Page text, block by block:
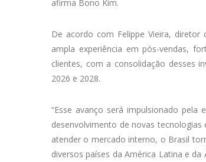
afirma Bono Kim.
De acordo com Felippe Vieira,
ampla experiência em pós-vendas,
clientes, com a consolidação desses
2026 e 2028.
“Esse avanço será impulsionado
desenvolvimento de novas
atender o mercado interno, o Brasil
diversos países da América Latina e